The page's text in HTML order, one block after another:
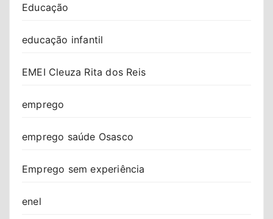
Educação
educação infantil
EMEI Cleuza Rita dos Reis
emprego
emprego saúde Osasco
Emprego sem experiência
enel